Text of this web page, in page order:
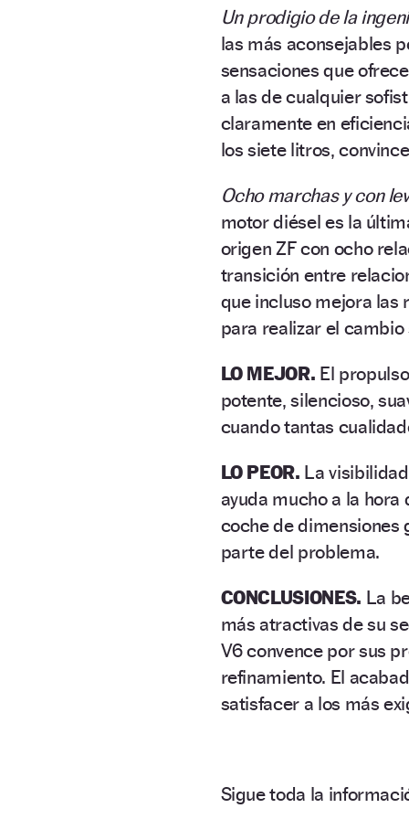
Un prodigio de la
las más aconsejables
sensaciones que
a las de cualquier
claramente en
los siete litros,
Ocho marchas y con
motor diésel es la
origen ZF con ocho
transición entre
que incluso mejora las
para realizar el
LO MEJOR. El
potente, silencioso,
cuando tantas
LO PEOR. La
ayuda mucho a la
coche de dimensiones
parte del problema.
CONCLUSIONES. La
más atractivas de su
V6 convence por sus
refinamiento. El
satisfacer a los más
Sigue toda la